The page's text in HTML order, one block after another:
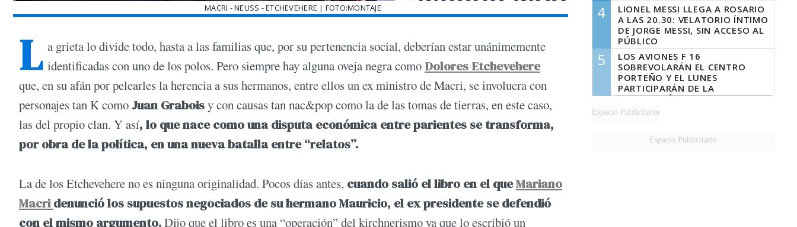
MACRI - NEUSS - ETCHEVEHERE | FOTO:MONTAJE
L a grieta lo divide todo, hasta a las familias que, por su pertenencia social, deberían estar unánimemente
identificadas con uno de los polos. Pero siempre hay alguna oveja negra como Dolores Etchevehere
que, en su afán por pelearles la herencia a sus hermanos, entre ellos un ex ministro de Macri, se involucra con
personajes tan K como Juan Graboisy con causas tan nac&pop como la de las tomas de tierras, en este caso,
las del propio clan. Y así, lo que nace como una disputa económica entre parientes se transforma,
por obra de la política, en una nueva batalla entre “relatos”.
La de los Etchevehere no es ninguna originalidad. Pocos días antes, cuando salió el libro en el queMariano
Macridenunció los supuestos negociados de su hermano Mauricio, el ex presidente se defendió
con el mismo argumento.Dijo que el libro es una “operación” del kirchnerismo ya que lo escribió un
4
LIONEL MESSI LLEGA A ROSARIO
A LAS 20.30: VELATORIO ÍNTIMO
DE JORGE MESSI, SIN ACCESO AL
PÚBLICO
5
LOS AVIONES F 16
SOBREVOLARÁN EL CENTRO
PORTEÑO Y EL LUNES
PARTICIPARÁN DE LA
CELEBRACIÓN DE LA FUERZA
AÉREA
Espacio Publicitario
Espacio Publicitario